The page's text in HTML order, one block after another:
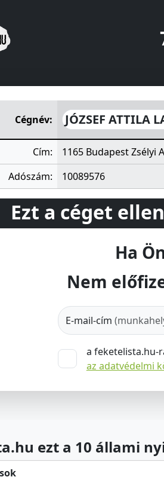
ATTILA LAKÁSFENNTARTÓ
Cégnév:
JÓZSEF ATTILA
Cím:
1165 Budapest Zsélyi
Adószám:
10089576
Ezt a céget
Ha
Nem
E-mail-cím
a feketelista.hu-
az adatvédelmi
ezt a 10 állami